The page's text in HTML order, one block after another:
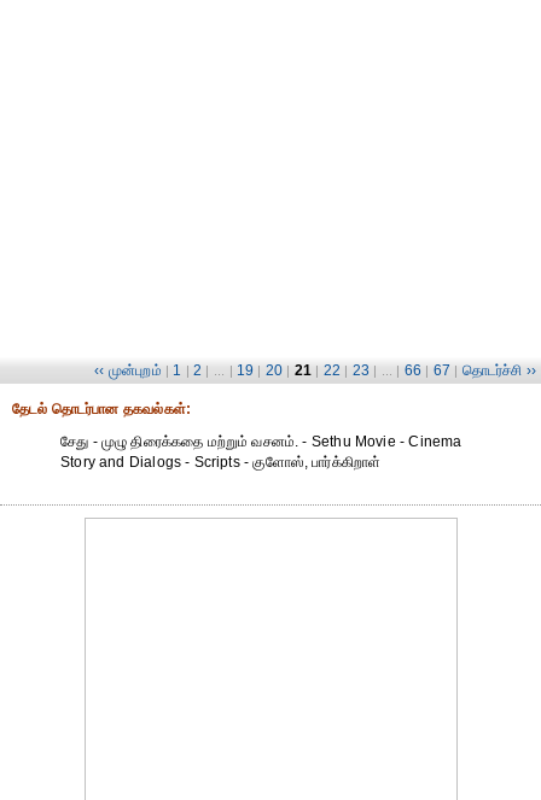
‹‹ முன்புறம் | 1 | 2 | ... | 19 | 20 | 21 | 22 | 23 | ... | 66 | 67 | தொடர்ச்சி ››
தேட‌ல் தொட‌ர்பான தகவ‌ல்க‌ள்:
சேது - முழு திரைக்கதை மற்றும் வசனம். - Sethu Movie - Cinema
Story and Dialogs - Scripts - குளோஸ், பார்க்கிறாள்